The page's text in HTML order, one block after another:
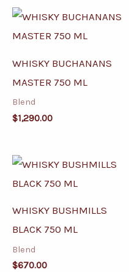
WHISKY BUCHANANS
MASTER 750 ML
Blend
$1,290.00
WHISKY BUSHMILLS
BLACK 750 ML
Blend
$670.00